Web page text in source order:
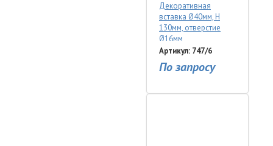
Декоративная
вставка Ø40мм, H
130мм, отверстие
Ø16мм
Артикул: 747/6
По запросу